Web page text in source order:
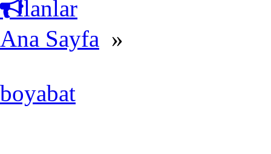
İlanlar
Ana Sayfa »
boyabat